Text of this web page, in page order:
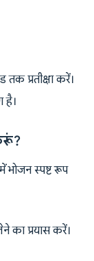
प्रतीक्षा करें।
है।
भोजन स्पष्ट रूप
का प्रयास करें।